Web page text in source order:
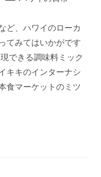
ど、ハワイのローカ
てみてはいかがです
できる調味料ミック
キキのインターナシ
食マーケットのミツ